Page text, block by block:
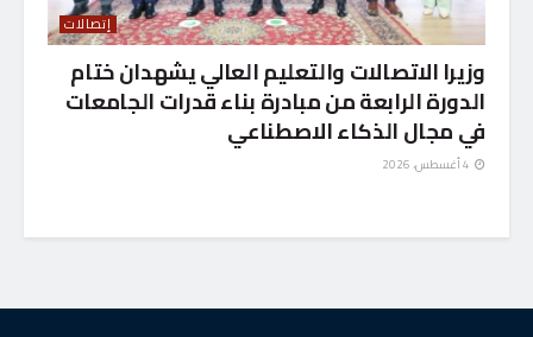
إتصالات
وزيرا الاتصالات والتعليم العالي يشهدان ختام
الدورة الرابعة من مبادرة بناء قدرات الجامعات
في مجال الذكاء الاصطناعي